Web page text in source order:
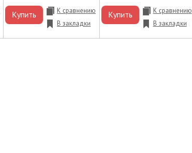
Купить
К сравнению
В закладки
Купить
К сравнению
В закладки